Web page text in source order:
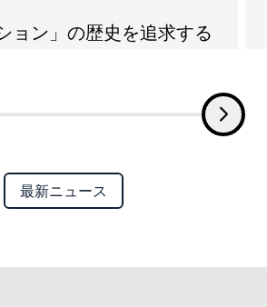
ョン」の歴史を追求する
最新ニュース